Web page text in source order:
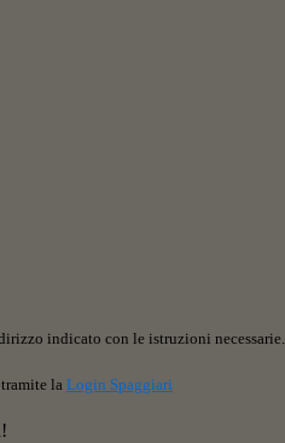
indicato con le istruzioni necessarie.
la Login Spaggiari